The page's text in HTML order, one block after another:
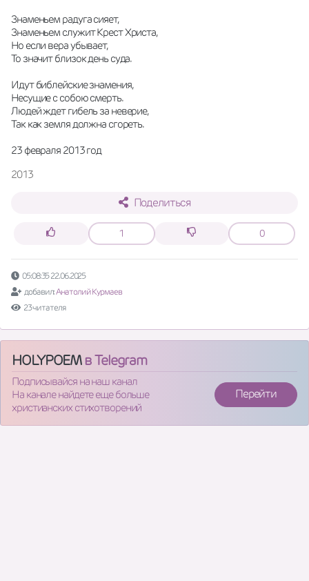
Знаменьем радуга сияет,
Знаменьем служит Крест Христа,
Но если вера убывает,
То значит близок день суда.
Идут библейские знамения,
Несущие с собою смерть.
Людей ждет гибель за неверие,
Так как земля должна сгореть.
23 февраля 2013 год
2013
Поделиться
1 0
05:08:35 22.06.2025
добавил:Анатолий Курмаев
23 читателя
HOLYPOEMв Telegram
Подписывайся на наш канал
На канале найдете еще больше
христианских стихотворений
Перейти